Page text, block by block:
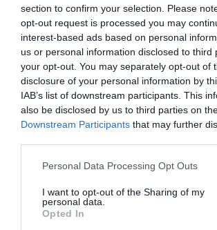
section to confirm your selection. Please
opt-out request is processed you may
interest-based ads based on personal
us or personal information disclosed to third
your opt-out. You may separately opt-out of
disclosure of your personal information by
IAB’s list of downstream participants. This
also be disclosed by us to third parties on
Downstream Participants that may further
Personal Data Processing Opt Outs
I want to opt-out of the Sharing of my
personal data.
Opted In
soci inicial, Intercom, és posseïdor
consell d’administració, a banda de
(president i conseller delegat), s’hi
González-Barros(representant
Enric Batlle Rius(representant de
Fernando Clariana Gortázar.